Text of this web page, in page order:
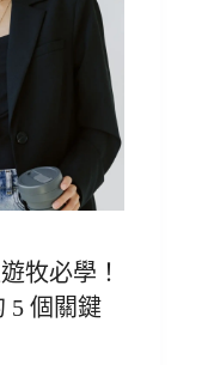
牧必學！
5 個關鍵